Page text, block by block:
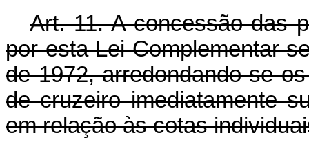
Art. 11. A concessão das
por esta Lei Complementar
de 1972, arredondando-se
de cruzeiro imediatamente
em relação às cotas